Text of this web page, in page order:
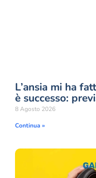
L’ansia mi ha
è successo:
8 Agosto 2026
Continua »